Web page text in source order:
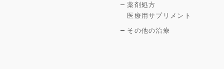
薬剤処方
医療用サプリメント
その他の治療